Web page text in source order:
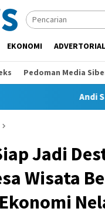
EKONOMI ADVERTORIAL
Pedoman Media
Andi Satya Calon
Jadi
Wisata